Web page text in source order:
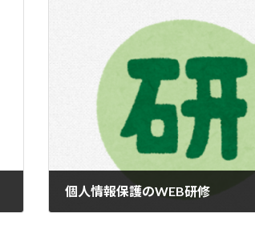
個人情報保護のWEB研修